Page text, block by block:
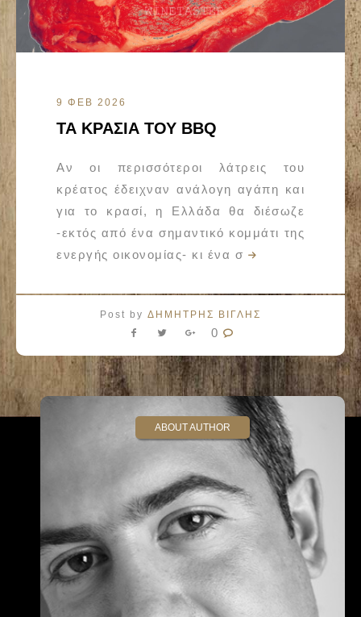
9 ΦΕΒ 2026
ΤΑ ΚΡΑΣΙΑ ΤΟΥ BBQ
Αν οι περισσότεροι λάτρεις του
κρέατος έδειχναν ανάλογη αγάπη και
για το κρασί, η Ελλάδα θα διέσωζε
-εκτός από ένα σημαντικό κομμάτι της
ενεργής οικονομίας- κι ένα σ
Post by ΔΗΜΗΤΡΗΣ ΒΙΓΛΗΣ
0
ABOUT AUTHOR